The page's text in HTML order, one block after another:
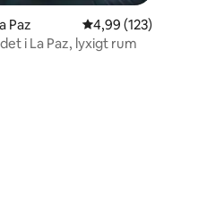
36 omdömen
Paz 4,99 av 5 i
4,99 (123)
i La Paz, lyxigt rum